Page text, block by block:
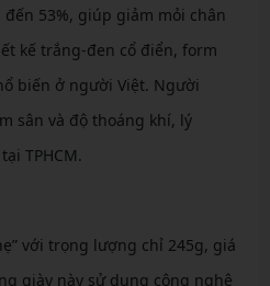
53%, giúp giảm mỏi chân
kế trắng-đen cổ điển, form
biến ở người Việt. Người
sân và độ thoáng khí, lý
TPHCM.
với trọng lượng chỉ 245g, giá
giày này sử dụng công nghệ